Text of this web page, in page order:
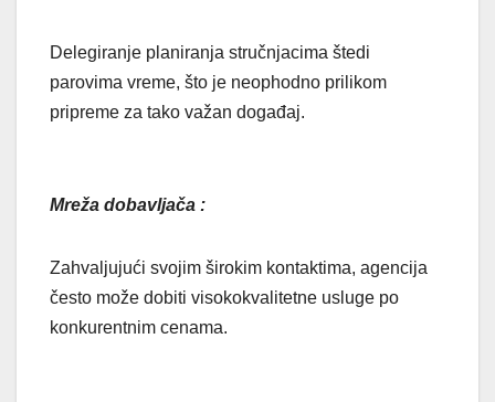
Delegiranje planiranja stručnjacima štedi
parovima vreme, što je neophodno prilikom
pripreme za tako važan događaj.
Mreža dobavljača :
Zahvaljujući svojim širokim kontaktima, agencija
često može dobiti visokokvalitetne usluge po
konkurentnim cenama.